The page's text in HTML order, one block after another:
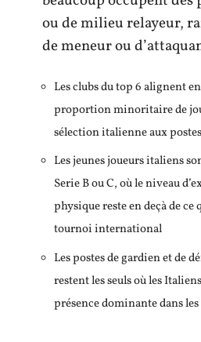
ou de milieu relayeur,
de meneur ou
Les clubs du top 6 alignent
proportion minoritaire de
sélection italienne aux
Les jeunes joueurs italiens
Serie B ou C, où le niveau
physique reste en deçà de ce
tournoi international
Les postes de gardien et de
restent les seuls où les
présence dominante dans